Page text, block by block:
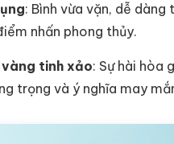
: Bình vừa vặn, dễ
nhấn phong thủy.
tinh xảo: Sự hài hòa
trọng và ý nghĩa may